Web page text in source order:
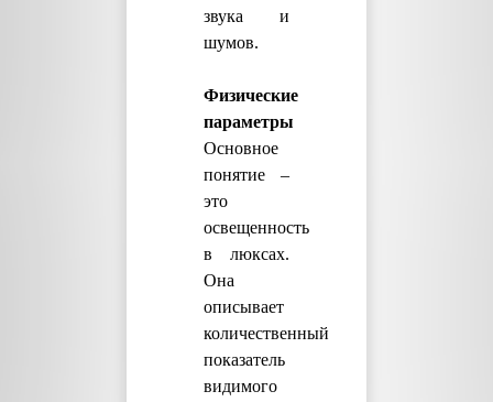
звука и
шумов.
Физические
параметры
Основное
понятие –
это
освещенность
в люксах.
Она
описывает
количественный
показатель
видимого